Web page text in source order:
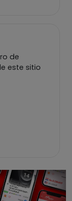
de
este sitio